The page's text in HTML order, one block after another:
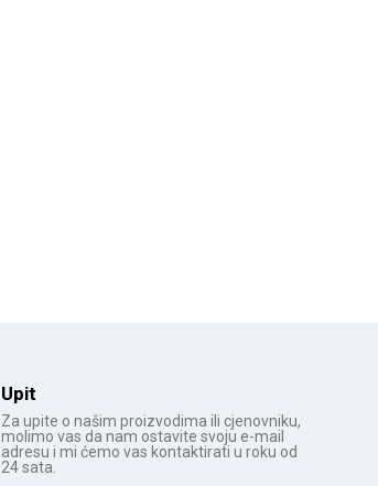
Upit
Za upite o našim proizvodima ili cjenovniku,
molimo vas da nam ostavite svoju e-mail
adresu i mi ćemo vas kontaktirati u roku od
24 sata.